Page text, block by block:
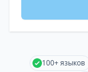
100+ языков